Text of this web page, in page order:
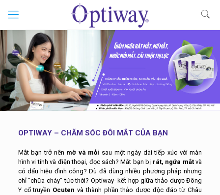
OPTIWAY – CHĂM SÓC ĐÔI MẮT CỦA BẠN
Mắt bạn trở nên mờ và mỏi sau một ngày dài tiếp xúc với màn
hình vi tính và điện thoại, đọc sách? Mắt bạn bị rát, ngứa mắtvà
có dấu hiệu đình công? Dù đã dùng nhiều phương pháp nhưng
chỉ “chữa cháy” tức thời? Optiway- kết hợp giữa thảo dược Đông
Y cổ truyền Ocuten và thành phần thảo dược độc đáo từ Châu